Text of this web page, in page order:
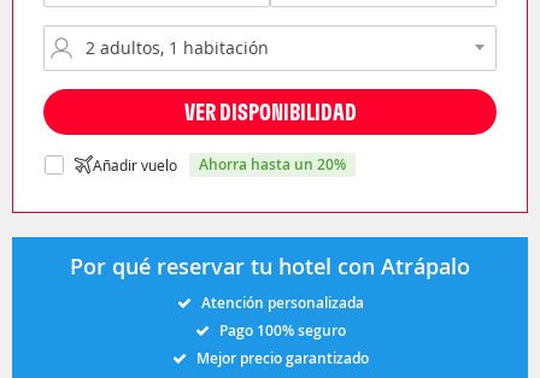
VER DISPONIBILIDAD
Añadir vuelo ahorra hasta un 20%
Por qué reservar tu hotel con Atrápalo
Atención personalizada
Pago 100% seguro
Mejor precio garantizado